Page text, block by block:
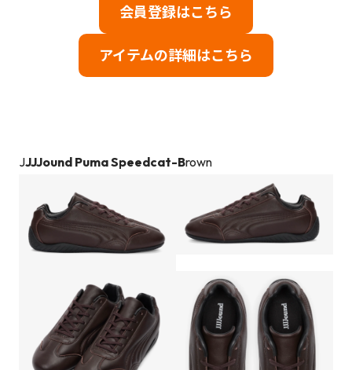
会員登録はこちら
アイテムの詳細はこちら
JJJJound Puma Speedcat-Brown